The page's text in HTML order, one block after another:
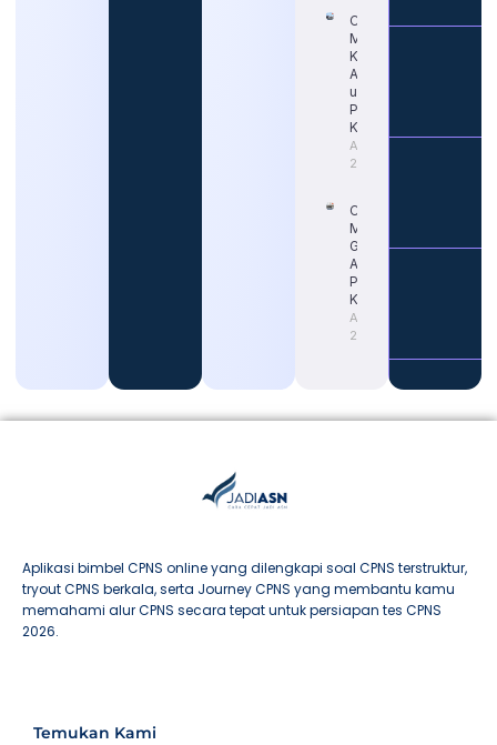
Cara Tepat
Mengetahui
Kapan Gaji
ASN Naik
untuk
Persiapan
Karier
August 4,
2026
Cara
Memahami
Gaji Guru
ASN untuk
Persiapan
Karier
August 4,
2026
Aplikasi bimbel CPNS online yang dilengkapi soal CPNS terstruktur,
tryout CPNS berkala, serta Journey CPNS yang membantu kamu
memahami alur CPNS secara tepat untuk persiapan tes CPNS
2026.
Temukan Kami